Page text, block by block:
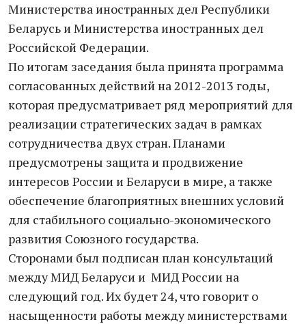
Министерства иностранных дел Республики
Беларусь и Министерства иностранных дел
Российской Федерации.
По итогам заседания была принята программа
согласованных действий на 2012-2013 годы,
которая предусматривает ряд мероприятий для
реализации стратегических задач в рамках
сотрудничества двух стран. Планами
предусмотрены защита и продвижение
интересов России и Беларуси в мире, а также
обеспечение благоприятных внешних условий
для стабильного социально-экономического
развития Союзного государства.
Сторонами был подписан план консультаций
между МИД Беларуси и МИД России на
следующий год. Их будет 24, что говорит о
насыщенности работы между министерствами